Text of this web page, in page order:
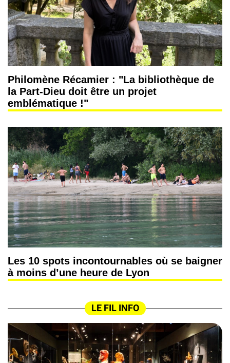
Philomène Récamier : "La bibliothèque de
la Part-Dieu doit être un projet
emblématique !"
Les 10 spots incontournables où se baigner
à moins d’une heure de Lyon
LE FIL INFO